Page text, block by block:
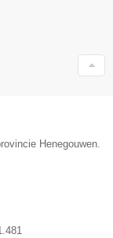
Henegouwen.